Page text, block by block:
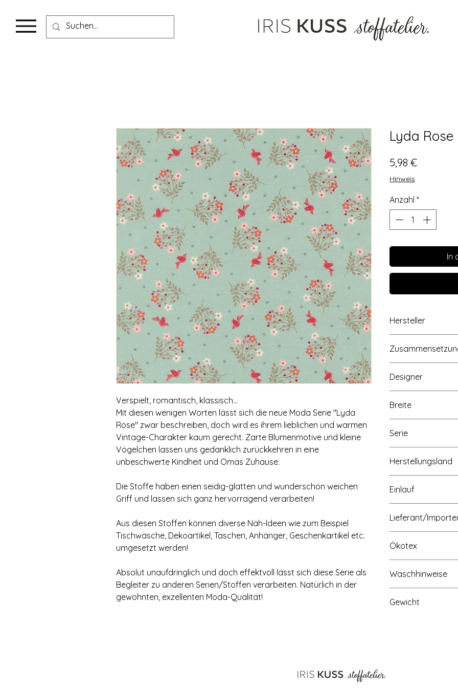
Verspielt, romantisch, klassisch...
Mit diesen wenigen Worten lässt sich die neue Moda Serie "Lyda
Rose" zwar beschreiben, doch wird es ihrem lieblichen und warmen
Vintage-Charakter kaum gerecht. Zarte Blumenmotive und kleine
Vögelchen lassen uns gedanklich zurückkehren in eine
unbeschwerte Kindheit und Omas Zuhause.
Die Stoffe haben einen seidig-glatten und wunderschön weichen
Griff und lassen sich ganz hervorragend verarbeiten!
Aus diesen Stoffen können diverse Näh-Ideen wie zum Beispiel
Tischwäsche, Dekoartikel, Taschen, Anhänger, Geschenkartikel etc.
umgesetzt werden!
Absolut unaufdringlich und doch effektvoll lässt sich diese Serie als
Begleiter zu anderen Serien/Stoffen verarbeiten. Natürlich in der
gewohnten, exzellenten Moda-Qualität!
Lyda
5,98 €Preis
Hinweis
Anzahl *
In
Hersteller
Texas 75234,
Designer
Breite
Serie
Herstellungsland
Einlauf
Lieferant/
(NL),
Ökotex
Waschhinweise
empfohlen), nur
Gewicht